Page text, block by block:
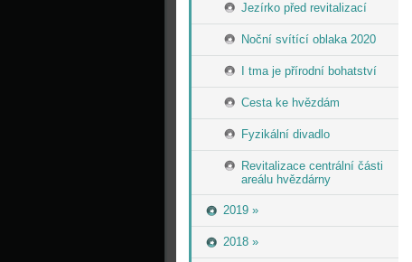
Jezírko před revitalizací
Noční svítící oblaka 2020
I tma je přírodní bohatství
Cesta ke hvězdám
Fyzikální divadlo
Revitalizace centrální části
areálu hvězdárny
2019 »
2018 »